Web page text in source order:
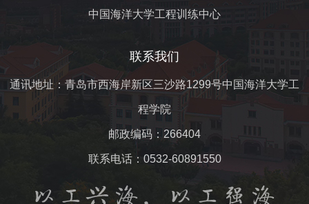
中国海洋大学工程训练中心
联系我们
通讯地址：青岛市西海岸新区三沙路1299号中国海洋大学工
程学院
邮政编码：266404
联系电话：0532-60891550